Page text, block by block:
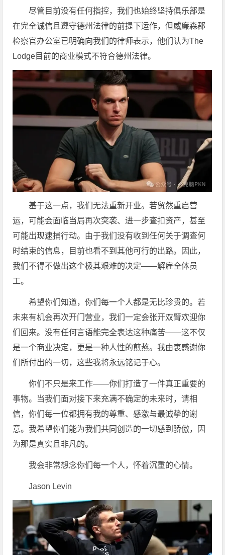
尽管目前没有任何指控，我们也始终坚持俱乐部是
在完全诚信且遵守德州法律的前提下运作，但威廉森郡
检察官办公室已明确向我们的律师表示，他们认为The
Lodge目前的商业模式不符合德州法律。
基于这一点，我们无法重新开业。若贸然重启营
运，可能会面临当局再次突袭、进一步查扣资产，甚至
可能出现逮捕行动。由于我们没有收到任何关于调查何
时结束的信息，目前也看不到其他可行的出路。因此，
我们不得不做出这个极其艰难的决定——解雇全体员
工。
希望你们知道，你们每一个人都是无比珍贵的。若
未来有机会再次开门营业，我们一定会张开双臂欢迎你
们回来。没有任何言语能完全表达这种痛苦——这不仅
是一个商业决定，更是一种人性的煎熬。我由衷感谢你
们所付出的一切，这些我将永远铭记于心。
你们不只是来工作——你们打造了一件真正重要的
事物。当我们面对接下来充满不确定的未来时，请相
信，你们每一位都拥有我的尊重、感激与最诚挚的谢
意。我希望你们能为我们共同创造的一切感到骄傲，因
为那是真实且非凡的。
我会非常想念你们每一个人，怀着沉重的心情。
Jason Levin